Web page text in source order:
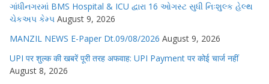
ગાંધીનગરમાં BMS Hospital & ICU દ્વારા 16 ઓગસ્ટ સુધી નિઃશુલ્ક હેલ્થ
ચેકઅપ કેમ્પ August 9, 2026
MANZIL NEWS E-Paper Dt.09/08/2026 August 9, 2026
UPI पर शुल्क की खबरें पूरी तरह अफवाह: UPI Payment पर कोई चार्ज नहीं
August 8, 2026